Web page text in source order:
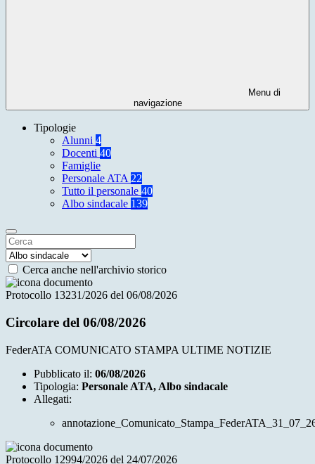
Menu di
navigazione
Tipologie
Alunni 4
Docenti 40
Famiglie
Personale ATA 22
Tutto il personale 40
Albo sindacale 139
Cerca anche nell'archivio storico
Protocollo 13231/2026 del 06/08/2026
Circolare del 06/08/2026
FederATA COMUNICATO STAMPA ULTIME NOTIZIE
Pubblicato il: 06/08/2026
Tipologia: Personale ATA, Albo sindacale
Allegati:
Protocollo 12994/2026 del 24/07/2026